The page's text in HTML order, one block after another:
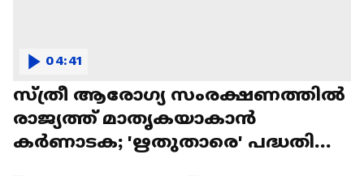
സ്ത്രീ ആരോഗ്യ സംരക്ഷണത്തിൽ
രാജ്യത്ത് മാതൃകയാകാൻ
കര്‍ണാടക; 'ഋതുതാരെ' പദ്ധതി
04:41